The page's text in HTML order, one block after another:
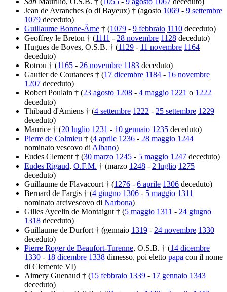
Jean de Avranches (o di Bayeux) † (agosto 1069 - 9 settembre
1079 deceduto)
Guillaume Bonne-Âme † (1079 - 9 febbraio 1110 deceduto)
Geoffrey le Breton † (1111 - 28 novembre 1128 deceduto)
Hugues de Boves, O.S.B. † (1129 - 11 novembre 1164
deceduto)
Rotrou † (1165 - 26 novembre 1183 deceduto)
Gautier de Coutances † (17 dicembre 1184 - 16 novembre
1207 deceduto)
Robert Poulain † (23 agosto 1208 - 4 maggio 1221 o 1222
deceduto)
Thibaud d'Amiens † (4 settembre 1222 - 25 settembre 1229
deceduto)
Maurice † (20 luglio 1231 - 10 gennaio 1235 deceduto)
Pierre de Colmieu † (4 aprile 1236 - 28 maggio 1244
nominato vescovo di Albano)
Eudes Clement † (30 marzo 1245 - 5 maggio 1247 deceduto)
Eudes Rigaud, O.F.M. † (marzo 1248 - 2 luglio 1275
deceduto)
Guillaume de Flavacourt † (1276 - 6 aprile 1306 deceduto)
Bernard de Fargis † (4 giugno 1306 - 5 maggio 1311
nominato arcivescovo di Narbona)
Gilles Aycelin de Montaigut † (5 maggio 1311 - 24 giugno
1318 deceduto)
Guillaume de Durfort † (gennaio 1319 - 24 novembre 1330
deceduto)
Pierre Roger de Beaufort-Turenne, O.S.B. † (14 dicembre
1330 - 18 dicembre 1338 dimesso, poi eletto papa con il nome
di Clemente VI)
Aimery Guenaud † (15 febbraio 1339 - 17 gennaio 1343
deceduto)